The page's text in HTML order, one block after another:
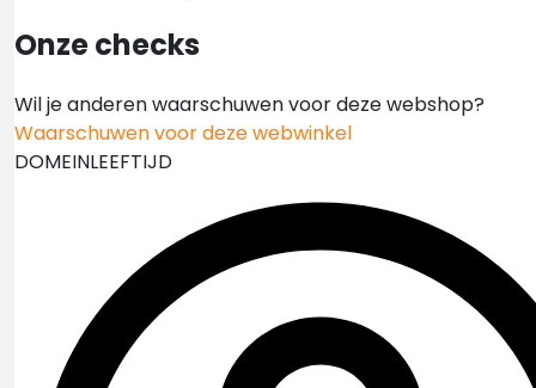
Onze checks
Wil je anderen waarschuwen voor deze webshop?
Waarschuwen voor deze webwinkel
DOMEINLEEFTIJD